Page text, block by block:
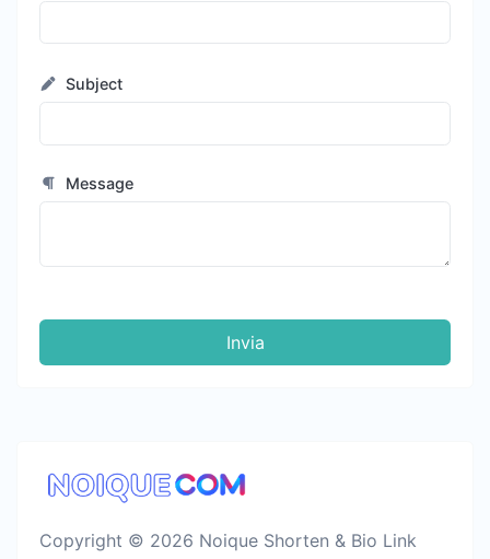
Subject
Message
Invia
Copyright © 2026 Noique Shorten & Bio Link